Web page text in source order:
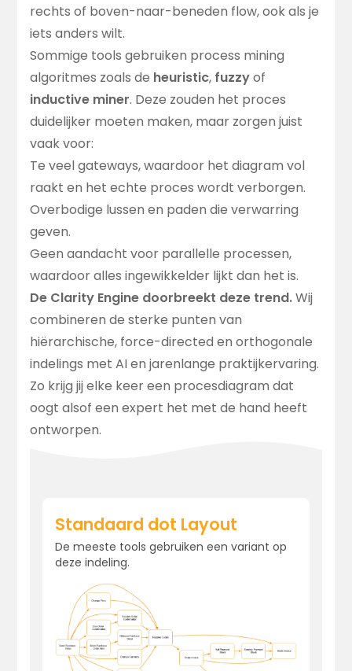
rechts of boven-naar-beneden flow, ook als je
iets anders wilt.
Sommige tools gebruiken process mining
algoritmes zoals de heuristic, fuzzyof
inductive miner. Deze zouden het proces
duidelijker moeten maken, maar zorgen juist
vaak voor:
Te veel gateways, waardoor het diagram vol
raakt en het echte proces wordt verborgen.
Overbodige lussen en paden die verwarring
geven.
Geen aandacht voor parallelle processen,
waardoor alles ingewikkelder lijkt dan het is.
De Clarity Engine doorbreekt deze trend.Wij
combineren de sterke punten van
hiërarchische, force-directed en orthogonale
indelings met AI en jarenlange praktijkervaring.
Zo krijg jij elke keer een procesdiagram dat
oogt alsof een expert het met de hand heeft
ontworpen.
Standaard dot Layout
De meeste tools gebruiken een variant op
deze indeling.